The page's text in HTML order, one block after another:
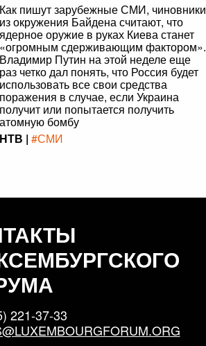
Как пишут зарубежные СМИ, чиновники
из окружения Байдена считают, что
ядерное оружие в руках Киева станет
«огромным сдерживающим фактором».
Владимир Путин на этой неделе еще
раз четко дал понять, что Россия будет
использовать все свои средства
поражения в случае, если Украина
получит или попытается получить
атомную бомбу
НТВ | #СМИ
221-37-33